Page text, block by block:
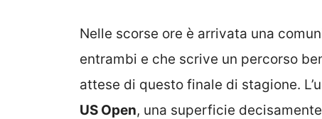
Nelle scorse ore è arrivata una
entrambi e che scrive un percorso
attese di questo finale di stagione.
US Open, una superficie decisamente